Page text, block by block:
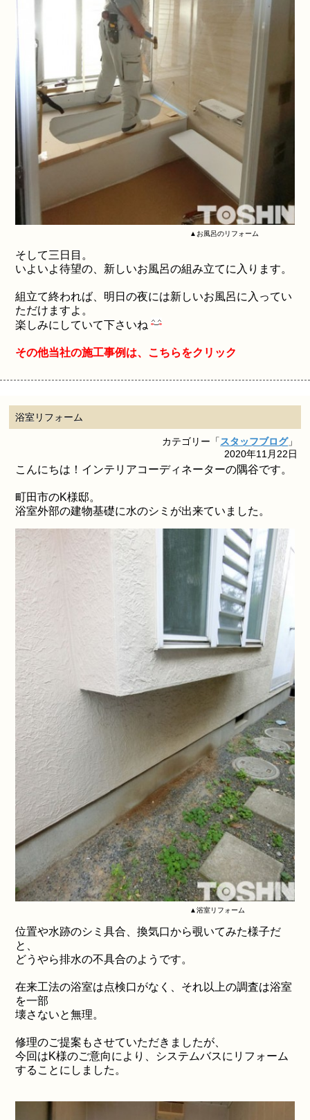
▲お風呂のリフォーム
そして三日目。
いよいよ待望の、新しいお風呂の組み立てに入ります。
組立て終われば、明日の夜には新しいお風呂に入ってい
ただけますよ。
楽しみにしていて下さいね
その他当社の施工事例は、こちらをクリック
浴室リフォーム
カテゴリー「スタッフブログ」
2020年11月22日
こんにちは！インテリアコーディネーターの隅谷です。
町田市のK様邸。
浴室外部の建物基礎に水のシミが出来ていました。
▲浴室リフォーム
位置や水跡のシミ具合、換気口から覗いてみた様子だ
と、
どうやら排水の不具合のようです。
在来工法の浴室は点検口がなく、それ以上の調査は浴室
を一部
壊さないと無理。
修理のご提案もさせていただきましたが、
今回はK様のご意向により、システムバスにリフォーム
することにしました。